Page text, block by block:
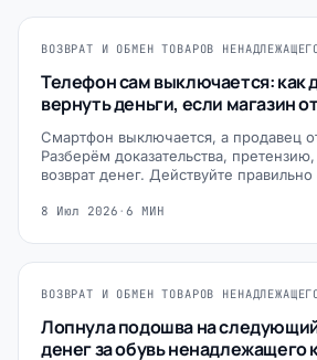
Телефон сам выключается: как
вернуть деньги, если магазин
Смартфон выключается, а продавец
Разберём доказательства,
возврат денег. Действуйте
8 Июл 2026 · 6 МИН
Лопнула подошва на
денег за обувь ненадлежащего